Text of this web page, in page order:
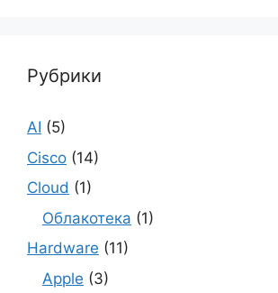
Рубрики
AI (5)
Cisco (14)
Cloud (1)
Облакотека (1)
Hardware (11)
Apple (3)